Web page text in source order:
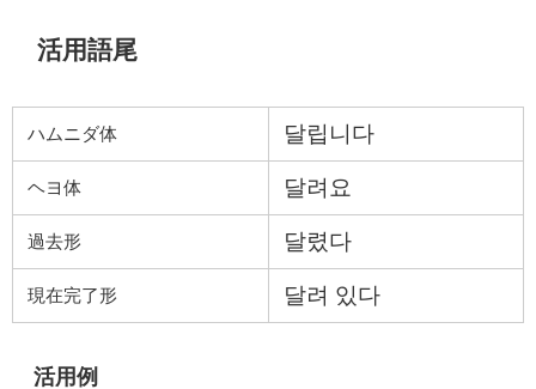
活用語尾
ハムニダ体 달립니다
ヘヨ体 달려요
過去形 달렸다
現在完了形 달려 있다
活用例